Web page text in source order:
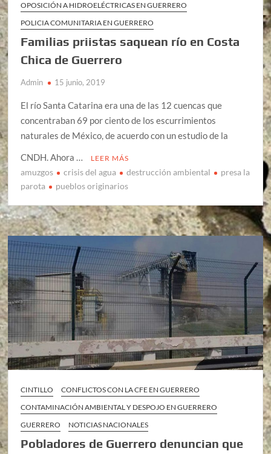
OPOSICIÓN A HIDROELÉCTRICAS EN GUERRERO
POLICIA COMUNITARIA EN GUERRERO
Familias priistas saquean río en Costa
Chica de Guerrero
Admin 15 junio, 2019
El río Santa Catarina era una de las 12 cuencas que
concentraban 69 por ciento de los escurrimientos
naturales de México, de acuerdo con un estudio de la
CNDH. Ahora …
LEER MÁS
amuzgos crisis del agua destrucción ambiental
presa la
parota
pueblos originarios
CINTILLO
CONFLICTOS CON LA CFE EN GUERRERO
CONTAMINACIÓN AMBIENTAL Y DESPOJO EN GUERRERO
GUERRERO
NOTICIAS NACIONALES
Pobladores de Guerrero denuncian que